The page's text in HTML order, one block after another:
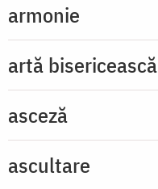
armonie
artă bisericească
asceză
ascultare